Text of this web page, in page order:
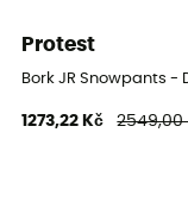
Protest
Bork JR Snowpants -
1273,22 Kč 2549,00